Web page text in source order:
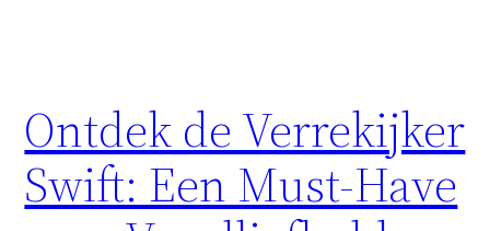
Ontdek de Verrekijker
Swift: Een Must-Have